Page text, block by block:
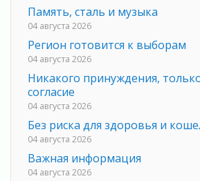
Память, сталь и музыка
04 августа 2026
Регион готовится к выборам
04 августа 2026
Никакого принуждения,
согласие
04 августа 2026
Без риска для здоровья и
04 августа 2026
Важная информация
04 августа 2026